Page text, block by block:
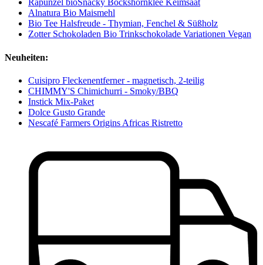
Rapunzel bioSnacky Bockshornklee Keimsaat
Alnatura Bio Maismehl
Bio Tee Halsfreude - Thymian, Fenchel & Süßholz
Zotter Schokoladen Bio Trinkschokolade Variationen Vegan
Neuheiten:
Cuisipro Fleckenentferner - magnetisch, 2-teilig
CHIMMY'S Chimichurri - Smoky/BBQ
Instick Mix-Paket
Dolce Gusto Grande
Nescafé Farmers Origins Africas Ristretto